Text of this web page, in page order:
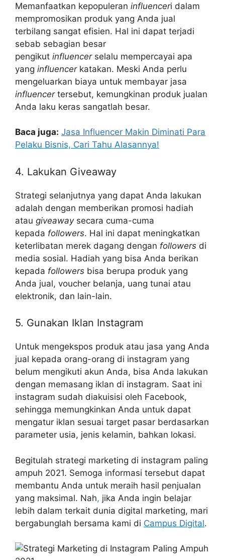
Memanfaatkan kepopuleran influenceri dalam
mempromosikan produk yang Anda jual
terbilang sangat efisien. Hal ini dapat terjadi
sebab sebagian besar
pengikut influencerselalu mempercayai apa
yang influencerkatakan. Meski Anda perlu
mengeluarkan biaya untuk membayar jasa
influencertersebut, kemungkinan produk jualan
Anda laku keras sangatlah besar.
Baca juga: Jasa Influencer Makin Diminati Para
Pelaku Bisnis, Cari Tahu Alasannya!
4. Lakukan Giveaway
Strategi selanjutnya yang dapat Anda lakukan
adalah dengan memberikan promosi hadiah
atau giveawaysecara cuma-cuma
kepada followers. Hal ini dapat meningkatkan
keterlibatan merek dagang dengan followers di
media sosial. Hadiah yang bisa Anda berikan
kepada followers bisa berupa produk yang
Anda jual, voucher belanja, uang tunai atau
elektronik, dan lain-lain.
5. Gunakan Iklan Instagram
Untuk mengekspos produk atau jasa yang Anda
jual kepada orang-orang di instagram yang
belum mengikuti akun Anda, bisa Anda lakukan
dengan memasang iklan di instagram. Saat ini
instagram sudah diakuisisi oleh Facebook,
sehingga memungkinkan Anda untuk dapat
mengatur iklan sesuai target pasar berdasarkan
parameter usia, jenis kelamin, bahkan lokasi.
Begitulah strategi marketing di instagram paling
ampuh 2021. Semoga informasi tersebut dapat
membantu Anda untuk meraih hasil penjualan
yang maksimal. Nah, jika Anda ingin belajar
lebih dalam terkait dunia digital marketing, mari
bergabunglah bersama kami di Campus Digital.